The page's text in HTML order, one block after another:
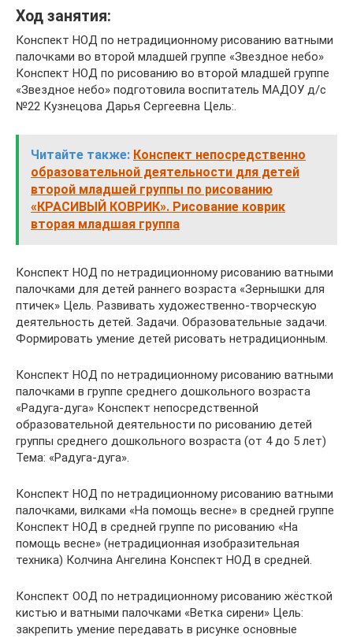
Ход занятия:
Конспект НОД по нетрадиционному рисованию ватными
палочками во второй младшей группе «Звездное небо»
Конспект НОД по рисованию во второй младшей группе
«Звездное небо» подготовила воспитатель МАДОУ д/с
№22 Кузнецова Дарья Сергеевна Цель:.
Читайте также: Конспект непосредственно
образовательной деятельности для детей
второй младшей группы по рисованию
«КРАСИВЫЙ КОВРИК». Рисование коврик
вторая младшая группа
Конспект НОД по нетрадиционному рисованию ватными
палочками для детей раннего возраста «Зернышки для
птичек» Цель. Развивать художественно-творческую
деятельность детей. Задачи. Образовательные задачи.
Формировать умение детей рисовать нетрадиционным.
Конспект НОД по нетрадиционному рисованию ватными
палочками в группе среднего дошкольного возраста
«Радуга-дуга» Конспект непосредственной
образовательной деятельности по рисованию детей
группы среднего дошкольного возраста (от 4 до 5 лет)
Тема: «Радуга-дуга».
Конспект НОД по нетрадиционному рисованию ватными
палочками, вилками «На помощь весне» в средней группе
Конспект НОД в средней группе по рисованию «На
помощь весне» (нетрадиционная изобразительная
техника) Колчина Ангелина Конспект НОД в средней.
Конспект ООД по нетрадиционному рисованию жёсткой
кистью и ватными палочками «Ветка сирени» Цель:
закрепить умение передавать в рисунке основные